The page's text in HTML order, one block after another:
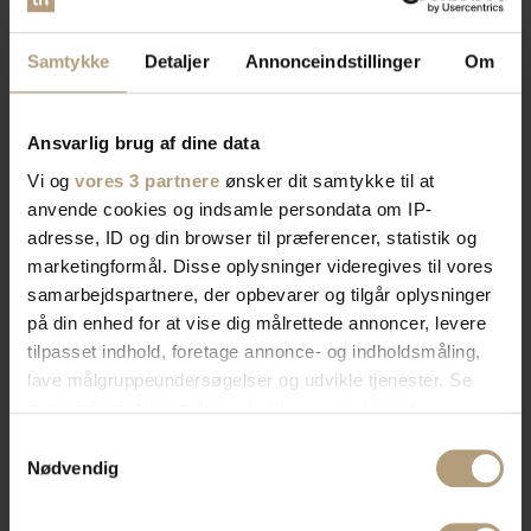
Samtykke Detaljer Annonceindstillinger Om
Ansvarlig brug af dine data
Vi og vores 3 partnere ønsker dit samtykke til at
anvende cookies og indsamle persondata om IP-
adresse, ID og din browser til præferencer, statistik og
marketingformål. Disse oplysninger videregives til vores
samarbejdspartnere, der opbevarer og tilgår oplysninger
på din enhed for at vise dig målrettede annoncer, levere
tilpasset indhold, foretage annonce- og indholdsmåling,
lave målgruppeundersøgelser og udvikle tjenester. Se
tilbage eller ændre indstillinger fra vores
"Cookiedeklaration", eller ved at trykke på "Privacy
Nødvendig